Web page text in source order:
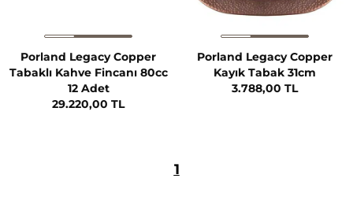
Porland Legacy Copper
Tabaklı Kahve Fincanı 80cc
12 Adet
29.220,00 TL
Porland Legacy Copper
Kayık Tabak 31cm
3.788,00 TL
1